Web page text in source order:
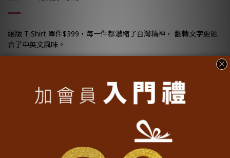
絕版 T-Shirt 單件$399，每一件都濃縮了台灣精神， 翻轉文字更融
合了中英文風味。
好禮滿額道相報
Hi Taiwan口罩套-粉乙個